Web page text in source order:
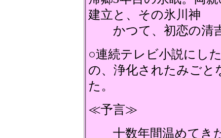
建立と、その氷川
かつて、初恋の清吉
○連続テレビ小説にし
の、浄化されたみ
た。
≪予言≫
十数年間温めてき